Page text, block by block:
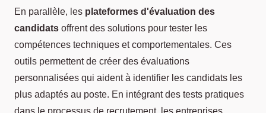
En parallèle, les plateformes d'évaluation des
candidats offrent des solutions pour tester les
compétences techniques et comportementales. Ces
outils permettent de créer des évaluations
personnalisées qui aident à identifier les candidats les
plus adaptés au poste. En intégrant des tests pratiques
dans le processus de recrutement, les entreprises